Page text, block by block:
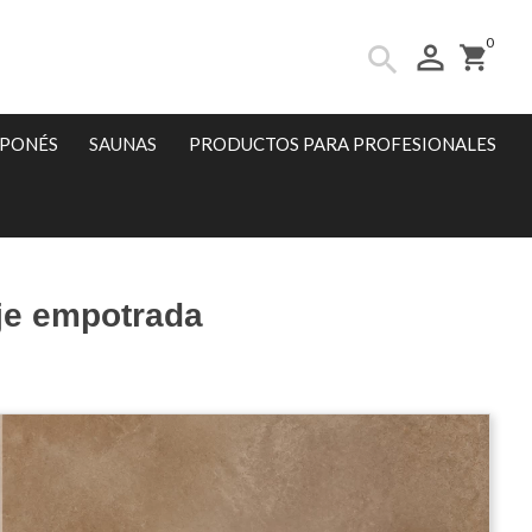
shopping_cart0
person_outline
search
SAUNAS PRODUCTOS PARA PROFESIONALES
empotrada